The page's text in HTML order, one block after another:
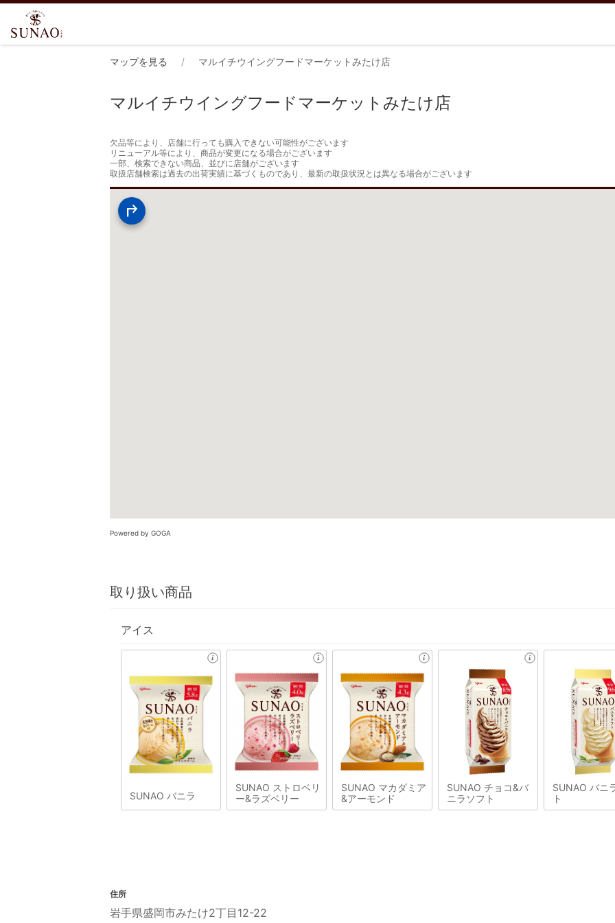
マップを見る マルイチウイングフードマーケットみたけ店
マルイチウイングフードマーケットみたけ店
欠品等により、店舗に行っても購入できない可能性がございます
リニューアル等により、商品が変更になる場合がございます
一部、検索できない商品、並びに店舗がございます
取扱店舗検索は過去の出荷実績に基づくものであり、最新の取扱状況とは異なる場合がございます
Powered by GOGA
取り扱い商品
アイス
SUNAO バニラ
SUNAO ストロベリ
ー&ラズベリー
SUNAO マカダミア
&アーモンド
SUNAO チョコ&バ
ニラソフト
SUNAO バニ
ト
住所
岩手県盛岡市みたけ2丁目12-22